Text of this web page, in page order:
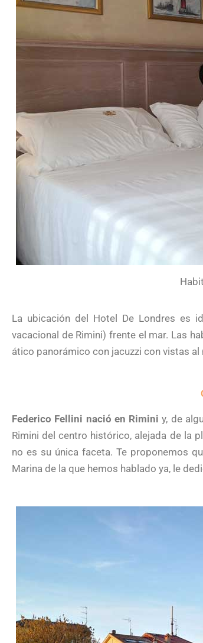
La ubicación del Hotel De Londres es
vacacional de Rimini) frente el mar. Las
ático panorámico con jacuzzi con vistas al
Federico Fellini nació en Rimini y, de
Rimini del centro histórico, alejada de la
no es su única faceta. Te proponemos
Marina de la que hemos hablado ya, le